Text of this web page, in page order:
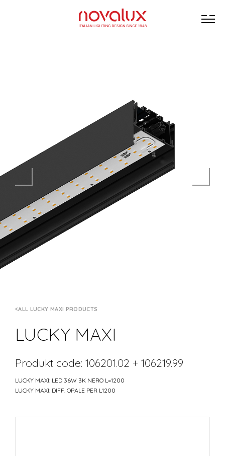
ALL LUCKY MAXI PRODUCTS
LUCKY MAXI
Produkt code: 106201.02 + 106219.99
LUCKY MAXI: LED 36W 3K NERO L=1200
LUCKY MAXI: DIFF. OPALE PER L1200